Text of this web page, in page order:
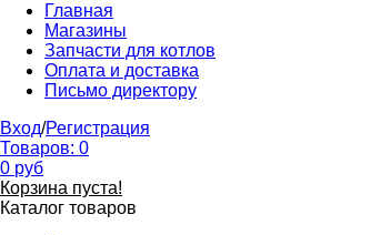
Главная
Магазины
Запчасти для котлов
Оплата и доставка
Письмо директору
Вход/Регистрация
Товаров: 0
0 руб
Корзина пуста!
Каталог товаров